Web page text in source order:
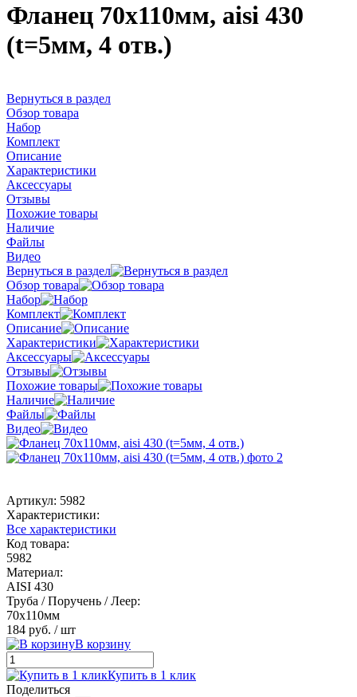
Фланец 70х110мм, aisi 430
(t=5мм, 4 отв.)
Вернуться в раздел
Обзор товара
Набор
Комплект
Описание
Характеристики
Аксессуары
Отзывы
Похожие товары
Наличие
Файлы
Видео
Вернуться в раздел
Обзор товара
Набор
Комплект
Описание
Характеристики
Аксессуары
Отзывы
Похожие товары
Наличие
Файлы
Видео
Артикул: 5982
Характеристики:
Все характеристики
Код товара:
5982
Материал:
AISI 430
Труба / Поручень / Леер:
70х110мм
184 руб. / шт
В корзину
Купить в 1 клик
Поделиться